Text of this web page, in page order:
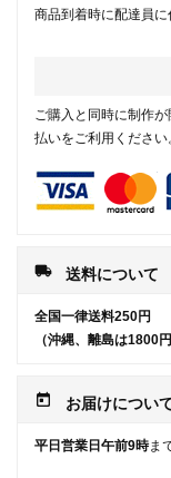
商品到着時に配達員
ご購入と同時に制作が
払いをご利用ください
local_shipping 送料について
全国一律送料250円
（沖縄、離島は1800円
today お届けについ
平日営業日午前9時ま